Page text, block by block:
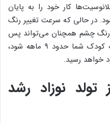
کار خود را به پایان
در حالی که سرعت تغییر رنگ
رنگ چشم همچنان ‌می‌تواند پس
از این زمان تغییر کند. تا زمانی که کودک شما حدود ۹ ماهه شود،
خواهد رسید.
نوزاد رشد